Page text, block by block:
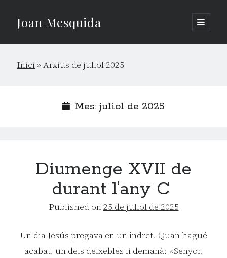
Joan Mesquida
open
primary
Sidebar
Inici »Arxius de juliol 2025
Mes: juliol de 2025
Diumenge XVII de
durant l’any C
Published on25 de juliol de 2025
Un dia Jesús pregava en un indret. Quan hagué
acabat, un dels deixebles li demanà: «Senyor,